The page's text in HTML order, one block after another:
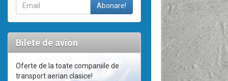
Bilete de avion
Oferte de la toate companiile de
transport aerian clasice!